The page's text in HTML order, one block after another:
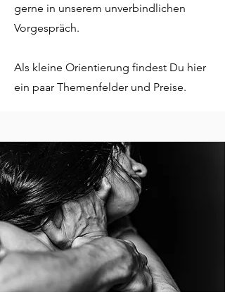
gerne in unserem unverbindlichen
Vorgespräch.
Als kleine Orientierung findest Du hier
ein paar Themenfelder und Preise.